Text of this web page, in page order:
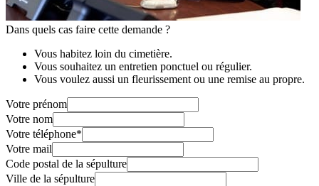
Dans quels cas faire cette demande ?
Vous habitez loin du cimetière.
Vous souhaitez un entretien ponctuel ou régulier.
Vous voulez aussi un fleurissement ou une remise au propre.
Votre prénom
Votre nom
Votre téléphone*
Votre mail
Code postal de la sépulture
Ville de la sépulture